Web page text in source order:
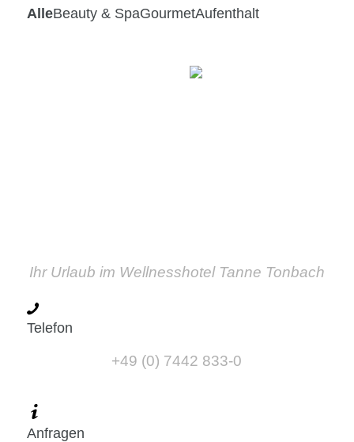
Ihr Urlaub im Wellnesshotel Tanne Tonbach
Telefon
+49 (0) 7442 833-0
Anfragen